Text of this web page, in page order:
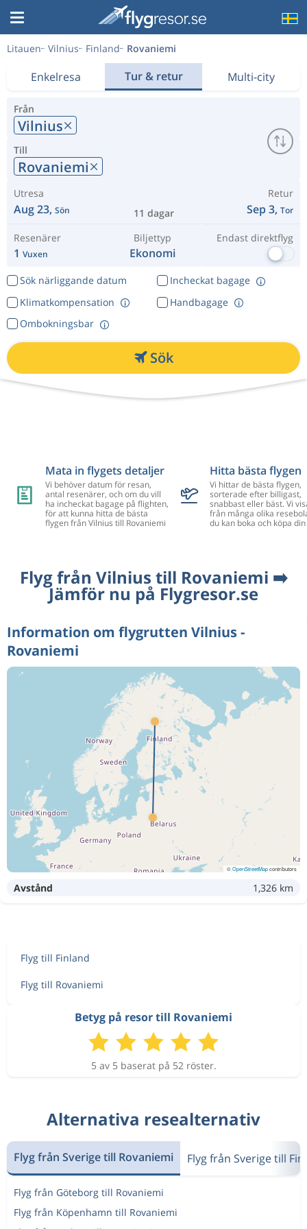
Litauen Vilnius Finland Rovaniemi
Enkelresa Tur & retur Multi-city
Från
Vilnius
Till
Rovaniemi
Utresa
Aug 23, Sön 11 dagar
Retur
Sep 3, Tor
Resenärer
1 Vuxen
Biljettyp
Ekonomi
Endast direktflyg
Sök närliggande datum
Incheckat bagage
Klimatkompensation
Ombokningsbar
Handbagage
Sök
Mata in flygets detaljer
Vi behöver datum för resan,
antal resenärer, och om du vill
ha incheckat bagage på flighten,
för att kunna hitta de bästa
flygen från Vilnius till Rovaniemi
Hitta bästa flygen
Vi hittar de bästa flygen,
sorterade efter billigast,
snabbast eller bäst. Vi
från många olika
du kan boka och köpa
Flyg från Vilnius till Rovaniemi ➡️
Jämför nu på Flygresor.se
Information om flygrutten Vilnius -
Rovaniemi
©OpenStreetMapcontributors
Avstånd 1,326 km
Flyg till Finland
Flyg till Rovaniemi
Betyg på resor till Rovaniemi
5 av 5 baserat på 52 röster.
Alternativa resealternativ
Flyg från Sverige till Rovaniemi Flyg från Sverige till
Flyg från Göteborg till Rovaniemi
Flyg från Köpenhamn till Rovaniemi